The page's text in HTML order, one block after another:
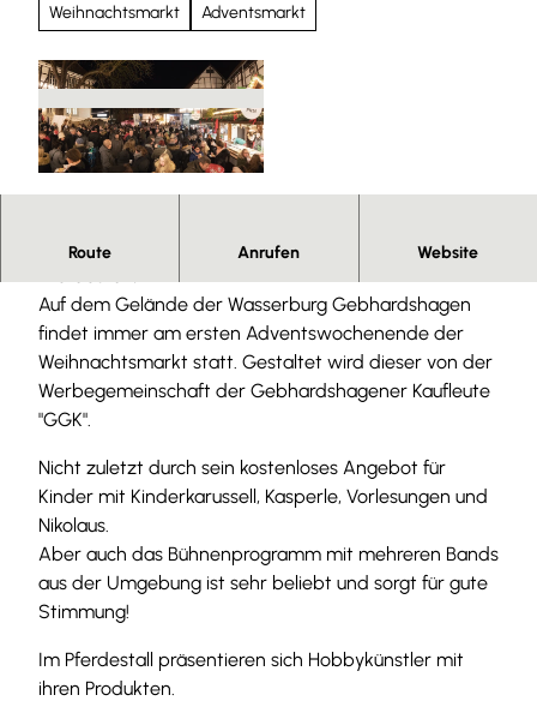
Weihnachtsmarkt
Adventsmarkt
Route Anrufen Website
Besinnliches im Burginnenhof, im Herrenhaus und im
Auf dem Gelände der Wasserburg Gebhardshagen
findet immer am ersten Adventswochenende der
Weihnachtsmarkt statt. Gestaltet wird dieser von der
Werbegemeinschaft der Gebhardshagener Kaufleute
"GGK".
Nicht zuletzt durch sein kostenloses Angebot für
Kinder mit Kinderkarussell, Kasperle, Vorlesungen und
Nikolaus.
Aber auch das Bühnenprogramm mit mehreren Bands
aus der Umgebung ist sehr beliebt und sorgt für gute
Stimmung!
Im Pferdestall präsentieren sich Hobbykünstler mit
ihren Produkten.